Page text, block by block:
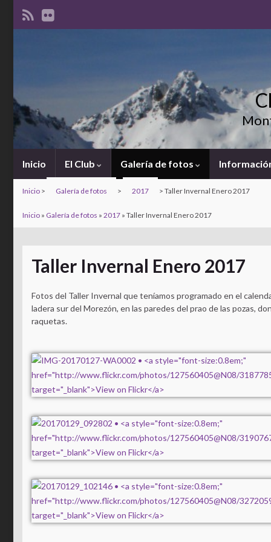
Inicio El Club Galería de fotos
Inicio > Galería de fotos > 2017 > Taller Invernal Enero 2017
Inicio » Galería de fotos » 2017 » Taller Invernal Enero 2017
Taller Invernal Enero 2017
Fotos del Taller Invernal que teníamos programado en el
ladera sur del Morezón, en las paredes del prao de las pozas,
raquetas.